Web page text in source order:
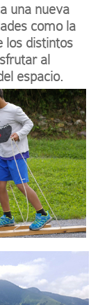
una nueva
como la
los distintos
al
espacio.